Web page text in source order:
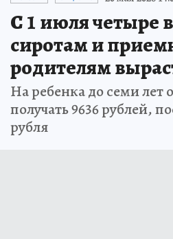
С 1 июля четыре
сиротам и
родителям
На ребенка до семи лет
получать 9636 рублей,
рубля